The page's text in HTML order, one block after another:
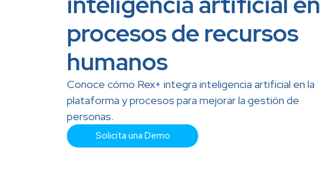
procesos de recursos
humanos
Conoce cómo Rex+ integra inteligencia artificial en la
plataforma y procesos para mejorar la gestión de
personas.
Solicita una Demo